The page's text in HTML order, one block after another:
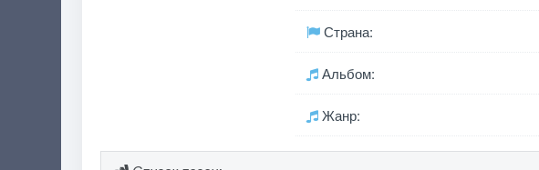
Страна:
Альбом:
Жанр: